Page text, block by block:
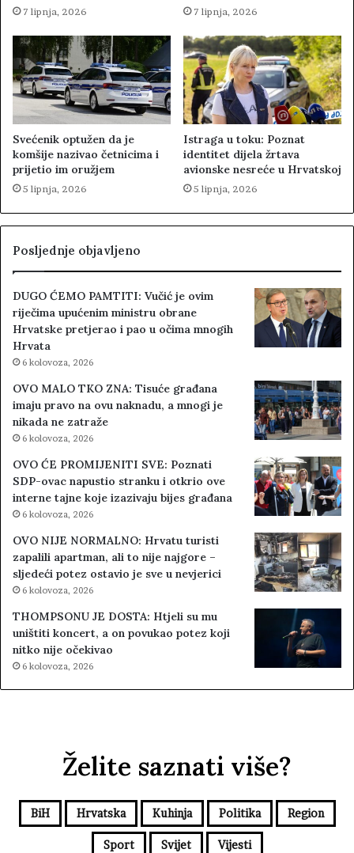
7 lipnja, 2026 7 lipnja, 2026
Svećenik optužen da je
komšije nazivao četnicima i
prijetio im oružjem
5 lipnja, 2026
Istraga u toku: Poznat
identitet dijela žrtava
avionske nesreće u Hrvatskoj
5 lipnja, 2026
Posljednje objavljeno
DUGO ĆEMO PAMTITI: Vučić je ovim
riječima upućenim ministru obrane
Hrvatske pretjerao i pao u očima mnogih
Hrvata
6 kolovoza, 2026
OVO MALO TKO ZNA: Tisuće građana
imaju pravo na ovu naknadu, a mnogi je
nikada ne zatraže
6 kolovoza, 2026
OVO ĆE PROMIJENITI SVE: Poznati
SDP-ovac napustio stranku i otkrio ove
interne tajne koje izazivaju bijes građana
6 kolovoza, 2026
OVO NIJE NORMALNO: Hrvatu turisti
zapalili apartman, ali to nije najgore –
sljedeći potez ostavio je sve u nevjerici
6 kolovoza, 2026
THOMPSONU JE DOSTA: Htjeli su mu
uništiti koncert, a on povukao potez koji
nitko nije očekivao
6 kolovoza, 2026
Želite saznati više?
BiH Hrvatska Kuhinja Politika Region
Sport Svijet Vijesti